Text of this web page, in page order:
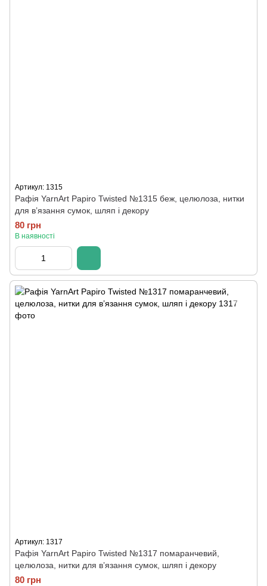
Артикул: 1315
Рафія YarnArt Papiro Twisted №1315 беж, целюлоза, нитки
для в’язання сумок, шляп і декору
80 грн
В наявності
Артикул: 1317
Рафія YarnArt Papiro Twisted №1317 помаранчевий,
целюлоза, нитки для в’язання сумок, шляп і декору
80 грн